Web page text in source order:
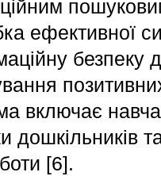
ефективної
безпеку
включає
дошкільників
[6].